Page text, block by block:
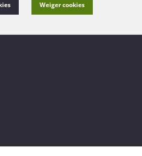
Algemene voorwaarden
Privacy
Weiger cookies